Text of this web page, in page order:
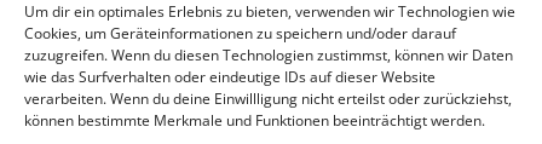
Um dir ein optimales Erlebnis zu bieten, verwenden wir Technologien wie
Cookies, um Geräteinformationen zu speichern und/oder darauf
zuzugreifen. Wenn du diesen Technologien zustimmst, können wir Daten
wie das Surfverhalten oder eindeutige IDs auf dieser Website
verarbeiten. Wenn du deine Einwillligung nicht erteilst oder zurückziehst,
können bestimmte Merkmale und Funktionen beeinträchtigt werden.